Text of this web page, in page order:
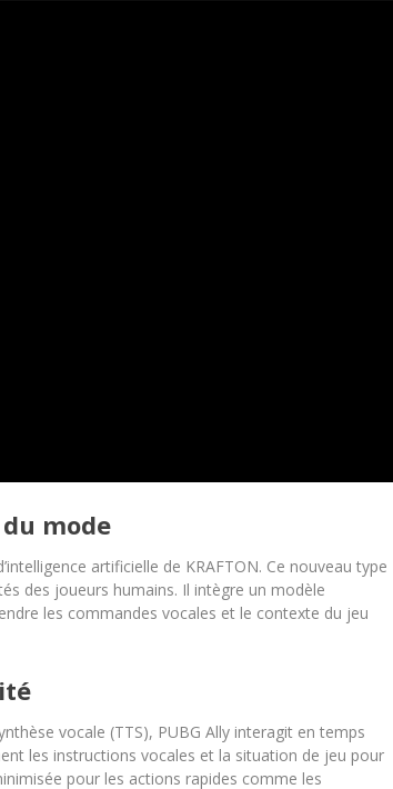
mode
artificielle de KRAFTON. Ce nouveau type
des joueurs humains. Il intègre un modèle
les commandes vocales et le contexte du jeu
vocale (TTS), PUBG Ally interagit en temps
les instructions vocales et la situation de jeu pour
pour les actions rapides comme les